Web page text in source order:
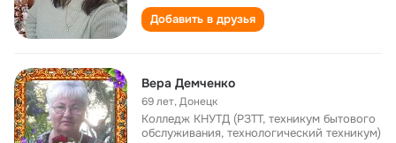
Добавить в друзья
Вера Демченко
69 лет,Донецк
Колледж КНУТД (РЗТТ, техникум бытового
обслуживания, технологический техникум)